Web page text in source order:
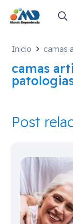
Inicio camas
camas
Post